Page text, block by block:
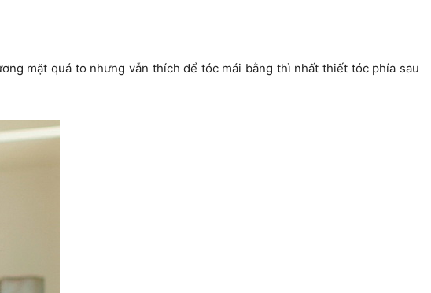
mặt quá to nhưng vẫn thích để tóc mái bằng thì nhất thiết tóc phía sau